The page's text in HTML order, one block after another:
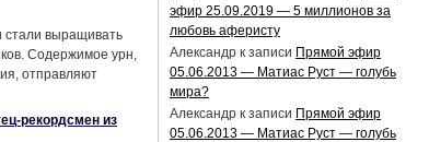
стали выращивать
Содержимое урн,
отправляют
рекордсмен из
эфир 25.09.2019 — 5 миллионов за
любовь аферисту
Александр к записи Прямой эфир
05.06.2013 — Матиас Руст — голубь
мира?
Александр к записи Прямой эфир
05.06.2013 — Матиас Руст — голубь